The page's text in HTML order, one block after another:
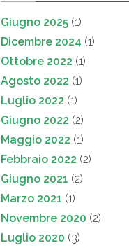
Giugno 2025 (1)
Dicembre 2024 (1)
Ottobre 2022 (1)
Agosto 2022 (1)
Luglio 2022 (1)
Giugno 2022 (2)
Maggio 2022 (1)
Febbraio 2022 (2)
Giugno 2021 (2)
Marzo 2021 (1)
Novembre 2020 (2)
Luglio 2020 (3)